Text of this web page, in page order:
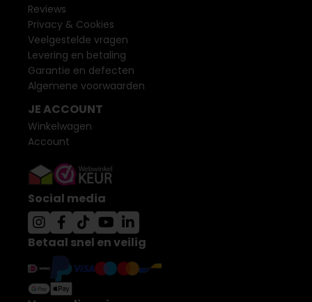
Reviews
Privacy & Cookies
Veelgestelde vragen
Levering en betaling
Garantie en defecten
Algemene voorwaarden
JE ACCOUNT
Winkelwagen
Account
Social media
Betaal snel en veilig